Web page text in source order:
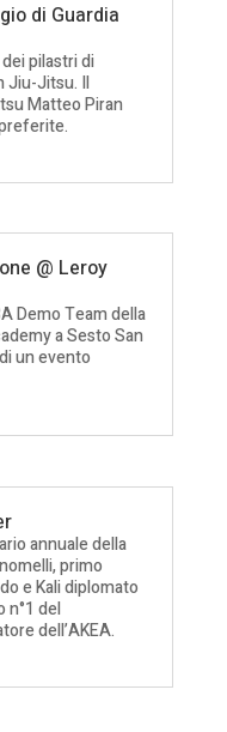
di Guardia
pilastri di
Jiu-Jitsu. Il
Matteo Piran
@ Leroy
Demo Team della
a Sesto San
un evento
annuale della
primo
e Kali diplomato
n°1 del
dell’AKEA.